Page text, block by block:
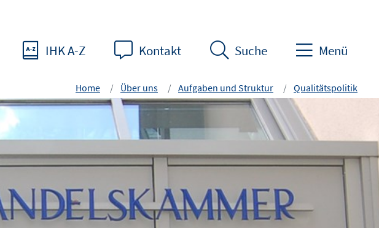
IHK A-Z Kontakt Suche Menü
Home Über uns Aufgaben und Struktur Qualitätspolitik